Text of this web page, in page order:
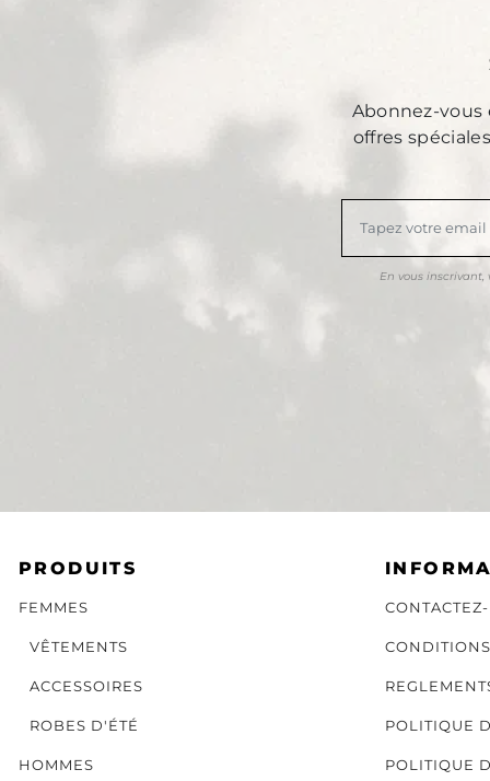
Abonnez-vous
offres
En vous
PRODUITS
FEMMES
VÊTEMENTS
ACCESSOIRES
ROBES D'ÉTÉ
HOMMES
POLITIQUE
POLITIQUE